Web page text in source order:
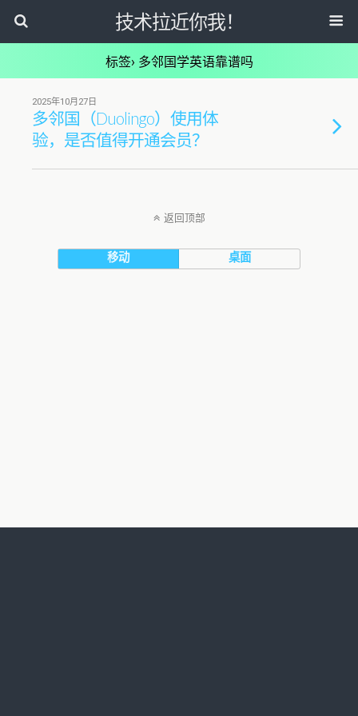
技术拉近你我！
标签› 多邻国学英语靠谱吗
2025年10月27日
多邻国（Duolingo）使用体
验，是否值得开通会员？
返回顶部
移动 桌面